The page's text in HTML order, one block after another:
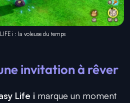
i : la voleuse du temps
invitation à rêver
Life i marque un moment